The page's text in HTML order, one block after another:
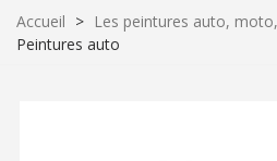
Accueil > Les peintures auto,
Peintures auto